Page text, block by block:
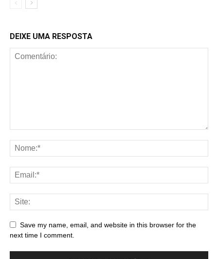
DEIXE UMA RESPOSTA
Save my name, email, and website in this browser for the
next time I comment.